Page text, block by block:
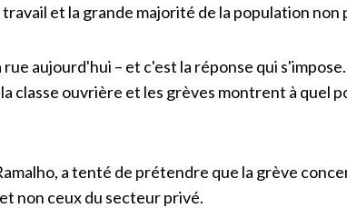
et la grande majorité de la population non
rue aujourd'hui – et c'est la réponse qui
classe ouvrière et les grèves montrent à quel
a tenté de prétendre que la grève
non ceux du secteur privé.